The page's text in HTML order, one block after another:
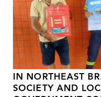
IN NORTHEAST
SOCIETY AND